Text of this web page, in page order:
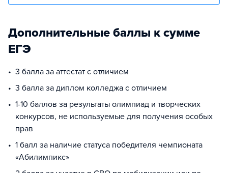
Дополнительные баллы к сумме
ЕГЭ
3 балла за аттестат с отличием
3 балла за диплом колледжа с отличием
1-10 баллов за результаты олимпиад и творческих
конкурсов, не используемые для получения особых
прав
1 балл за наличие статуса победителя чемпионата
«Абилимпикс»